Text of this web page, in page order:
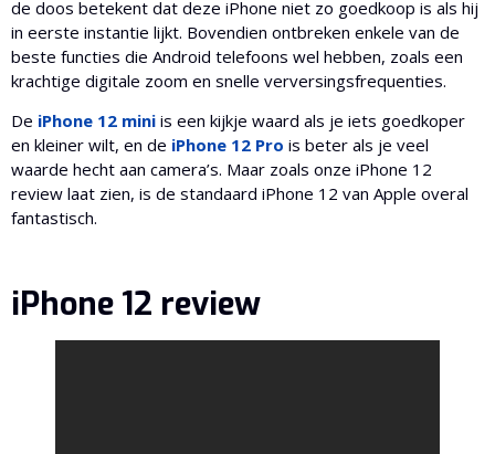
de doos betekent dat deze iPhone niet zo goedkoop is als hij
in eerste instantie lijkt. Bovendien ontbreken enkele van de
beste functies die Android telefoons wel hebben, zoals een
krachtige digitale zoom en snelle verversingsfrequenties.
De iPhone 12 mini is een kijkje waard als je iets goedkoper
en kleiner wilt, en de iPhone 12 Pro is beter als je veel
waarde hecht aan camera’s. Maar zoals onze iPhone 12
review laat zien, is de standaard iPhone 12 van Apple overal
fantastisch.
iPhone 12 review